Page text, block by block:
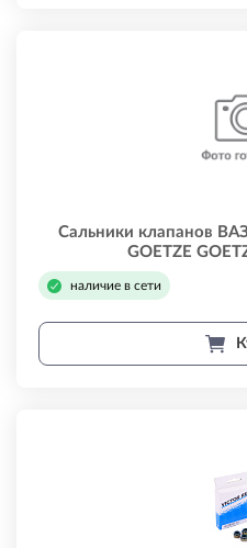
Сальники клапанов
GOETZE
наличие в сети